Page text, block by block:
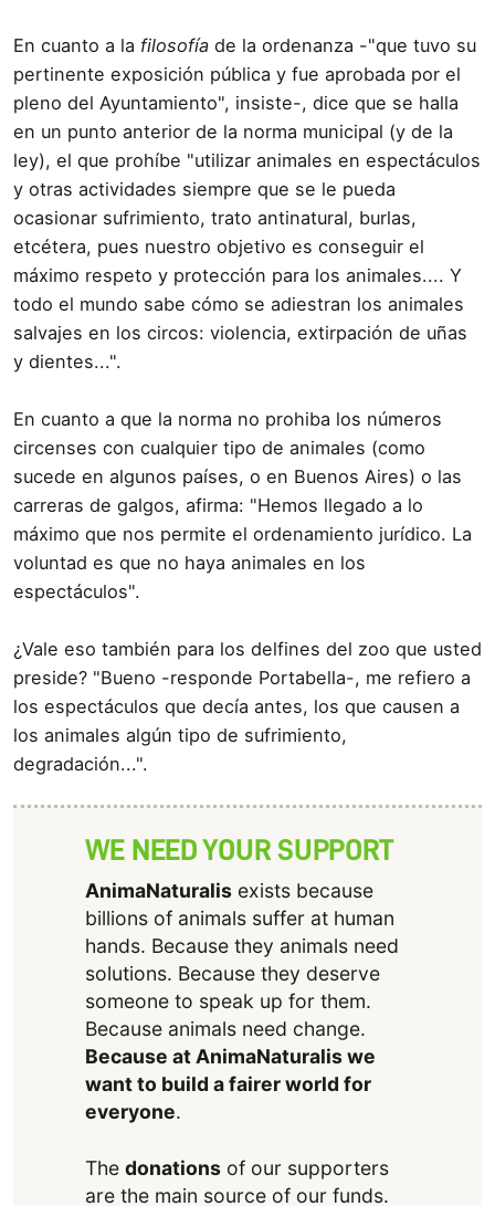
En cuanto a la filosofía de la ordenanza -"que tuvo su
pertinente exposición pública y fue aprobada por el
pleno del Ayuntamiento", insiste-, dice que se halla
en un punto anterior de la norma municipal (y de la
ley), el que prohíbe "utilizar animales en espectáculos
y otras actividades siempre que se le pueda
ocasionar sufrimiento, trato antinatural, burlas,
etcétera, pues nuestro objetivo es conseguir el
máximo respeto y protección para los animales.... Y
todo el mundo sabe cómo se adiestran los animales
salvajes en los circos: violencia, extirpación de uñas
y dientes...".
En cuanto a que la norma no prohiba los números
circenses con cualquier tipo de animales (como
sucede en algunos países, o en Buenos Aires) o las
carreras de galgos, afirma: "Hemos llegado a lo
máximo que nos permite el ordenamiento jurídico. La
voluntad es que no haya animales en los
espectáculos".
¿Vale eso también para los delfines del zoo que usted
preside? "Bueno -responde Portabella-, me refiero a
los espectáculos que decía antes, los que causen a
los animales algún tipo de sufrimiento,
degradación...".
WE NEED YOUR SUPPORT
AnimaNaturalisexists because
billions of animals suffer at human
hands. Because they animals need
solutions. Because they deserve
someone to speak up for them.
Because animals need change.
Because at AnimaNaturalis we
want to build a fairer world for
everyone.
The donationsof our supporters
are the main source of our funds.